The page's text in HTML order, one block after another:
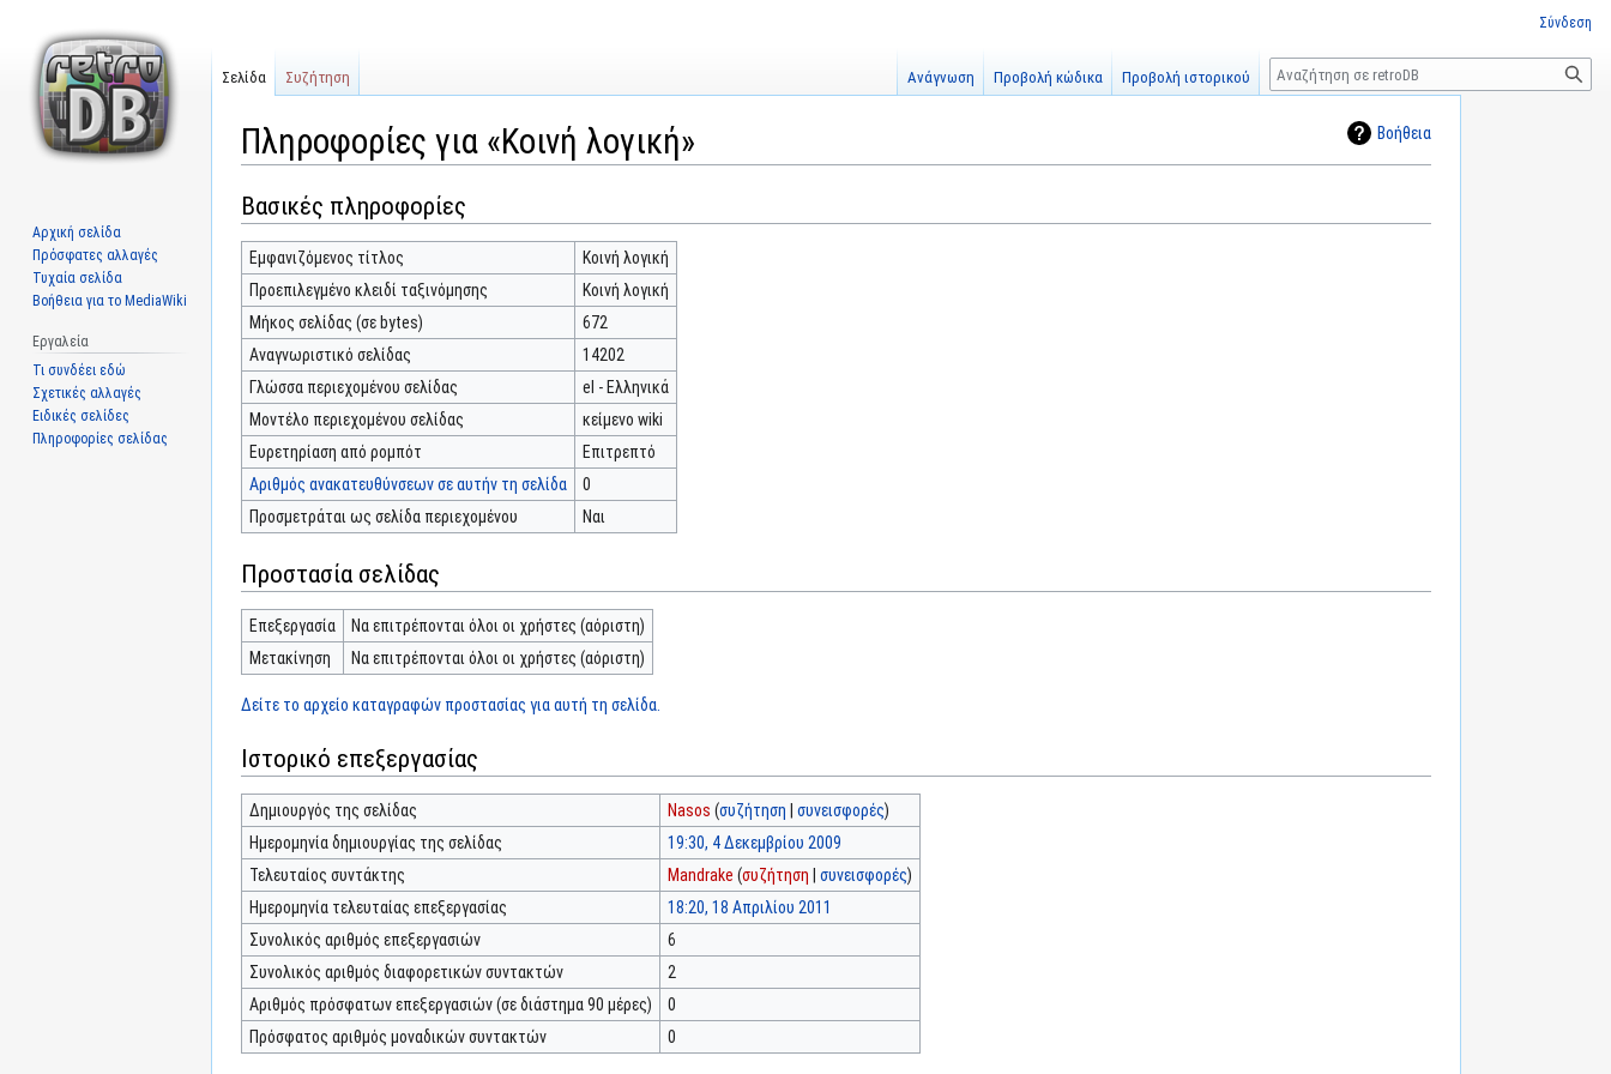
Βοήθεια
Πληροφορίες για «Κοινή λογική»
Μετάβαση
στην
πλοήγηση
Πήδηση
στην
αναζήτηση
Βασικές πληροφορίες
Εμφανιζόμενος τίτλος
Κοινή λογική
Προεπιλεγμένο κλειδί ταξινόμησης
Κοινή λογική
Μήκος σελίδας (σε bytes)
672
Αναγνωριστικό σελίδας
14202
Γλώσσα περιεχομένου σελίδας
el - Ελληνικά
Μοντέλο περιεχομένου σελίδας
κείμενο wiki
Ευρετηρίαση από ρομπότ
Επιτρεπτό
Αριθμός ανακατευθύνσεων σε αυτήν τη σελίδα
0
Προσμετράται ως σελίδα περιεχομένου
Ναι
Προστασία σελίδας
Επεξεργασία
Να επιτρέπονται όλοι οι χρήστες (αόριστη)
Μετακίνηση
Να επιτρέπονται όλοι οι χρήστες (αόριστη)
Δείτε το αρχείο καταγραφών προστασίας για αυτή τη σελίδα.
Ιστορικό επεξεργασίας
Δημιουργός της σελίδας Nasos (συζήτηση συνεισφορές)
Ημερομηνία δημιουργίας της σελίδας
19:30, 4 Δεκεμβρίου 2009
Τελευταίος συντάκτης
Mandrake (συζήτηση συνεισφορές)
Ημερομηνία τελευταίας επεξεργασίας
18:20, 18 Απριλίου 2011
Συνολικός αριθμός επεξεργασιών
6
Συνολικός αριθμός διαφορετικών συντακτών
2
Αριθμός πρόσφατων επεξεργασιών (σε διάστημα 90 μέρες)
0
Πρόσφατος αριθμός μοναδικών συντακτών
0
Σύνδεση
Σελίδα Συζήτηση Ανάγνωση Προβολή κώδικα Προβολή ιστορικού
Αναζήτηση
Αρχική σελίδα
Πρόσφατες αλλαγές
Τυχαία σελίδα
Βοήθεια για το MediaWiki
Εργαλεία
Τι συνδέει εδώ
Σχετικές αλλαγές
Ειδικές σελίδες
Πληροφορίες σελίδας